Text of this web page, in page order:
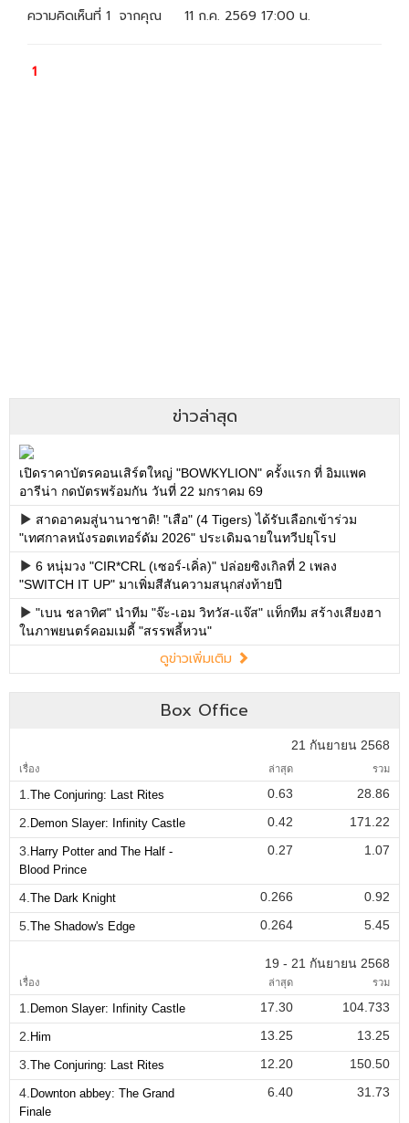
ข่าวล่าสุด
เปิดราคาบัตรคอนเสิร์ตใหญ่ "BOWKYLION" ครั้งแรก ที่ อิมแพค
อารีน่า กดบัตรพร้อมกัน วันที่ 22 มกราคม 69
สาดอาคมสู่นานาชาติ! "เสือ" (4 Tigers) ได้รับเลือกเข้าร่วม
"เทศกาลหนังรอตเทอร์ดัม 2026" ประเดิมฉายในทวีปยุโรป
6 หนุ่มวง "CIR*CRL (เซอร์-เคิ่ล)" ปล่อยซิงเกิลที่ 2 เพลง
"SWITCH IT UP" มาเพิ่มสีสันความสนุกส่งท้ายปี
"เบน ชลาทิศ" นำทีม "จ๊ะ-เอม วิทวัส-แจ๊ส" แท็กทีม สร้างเสียงฮา
ในภาพยนตร์คอมเมดี้ "สรรพลี้หวน"
ดูข่าวเพิ่มเติม
Box Office
21 กันยายน 2568
เรื่อง ล่าสุด รวม
1. The Conjuring: Last Rites 0.63
28.86
2. Demon Slayer: Infinity Castle 0.42
171.22
3. Harry Potter and The Half -
Blood Prince
0.27 1.07
4. The Dark Knight 0.266
0.92
5. The Shadow's Edge 0.264 5.45
19 - 21 กันยายน 2568
เรื่อง ล่าสุด รวม
1. Demon Slayer: Infinity Castle 17.30
104.733
2. Him 13.25
13.25
3. The Conjuring: Last Rites 12.20
150.50
4. Downton abbey: The Grand
Finale
6.40 31.73